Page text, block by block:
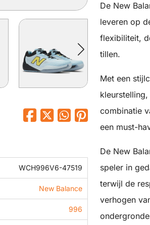
WCH996V6-47519
New Balance
996
De New
leveren op
flexibiliteit,
tillen.
Met een
combinatie
een must-
De New
speler in
terwijl de
verhogen